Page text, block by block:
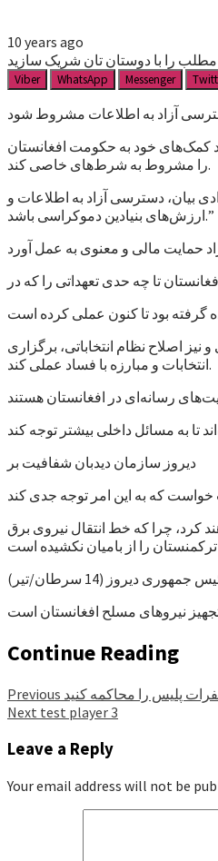
10 years ago
مطلب را با دوستان تان شریک سازید
Viber WhatsApp Messenger
کمک‌های خود به حکومت افغانستان
را مشروط به شرط‌های خاصی کند.
بیان، دسترسی آزاد به اطلاعات و
ارزش‌های بنیادین دموکراسی باشد.”
تا چه حدی تعهداتی را که در
اصلاح نظام انتخاباتی، برگزاری
انتخابات و مبارزه با فساد عملی کند.
دیروز سازمان دیدبان شفافیت بر
کرد، چرا که خط انتقال نیروی برق
دیروز (14 سرطان/تیر)
Continue Reading
Previous پلیس را محاکمه کنید
Next test player 3
Leave a Reply
Your email address will not be